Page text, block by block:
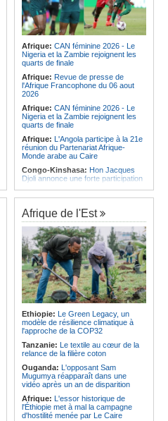
Afrique: CAN féminine 2026 - Le
Nigeria et la Zambie rejoignent les
quarts de finale
Afrique: Revue de presse de
l'Afrique Francophone du 06 aout
2026
Afrique: CAN féminine 2026 - Le
Nigeria et la Zambie rejoignent les
quarts de finale
Afrique: L'Angola participe à la 21e
réunion du Partenariat Afrique-
Monde arabe au Caire
Congo-Kinshasa: Hon Jacques
Djoli annonce une forte participation
présidents de parlements à Midrand
Angola:Le paiement échelonné
des services touristiques démarre
ce jeudi
Angola:Jiu-jitsu - Le pays
décroche une troisième médaille à
Abou Dabi
Afrique:Ju-Jitsu - La délégation
angolaise reçue par l'ambassadeur
d'Angola aux Émirats arabes unis
Angola:Une expédition automobile
favorise le tourisme à Humpata
Angola:La WAS-AC souhaite
collaborer avec le pays pour
stimuler l'aquaculture
Afrique de l'Est
Ethiopie: Le Green Legacy, un
modèle de résilience climatique à
l'approche de la COP32
Tanzanie: Le textile au cœur de la
relance de la filière coton
Ouganda: L'opposant Sam
Mugumya réapparaît dans une
vidéo après un an de disparition
Afrique: L'essor historique de
l'Éthiopie met à mal la campagne
d'hostilité menée par Le Caire